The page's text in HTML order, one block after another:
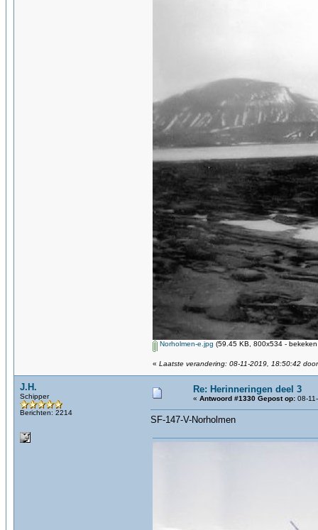
Norholmen-e.jpg (59.45 KB, 800x534 -
« Laatste verandering: 08-11-2019, 18:50:42
J.H.
Schipper
Berichten: 2214
Re: Herinneringen deel 3
« Antwoord #1330 Gepost op: 08-
SF-147-V-Norholmen